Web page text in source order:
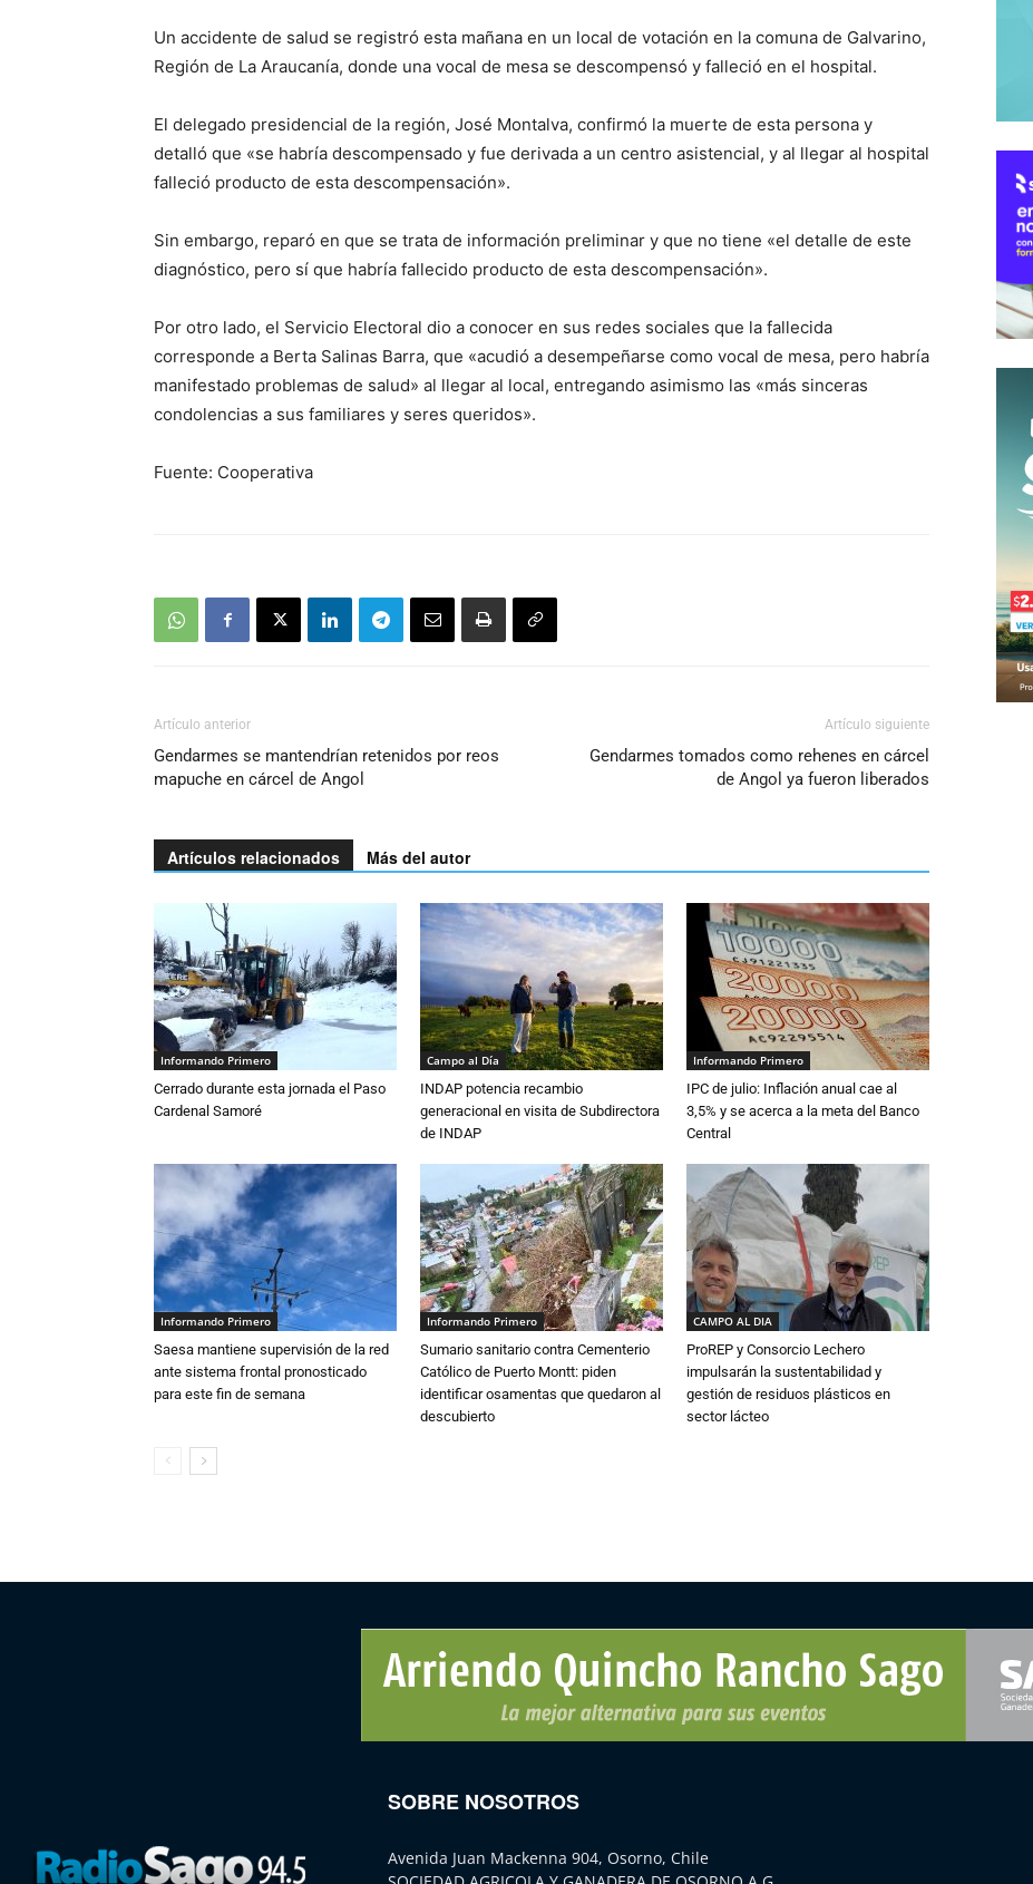
Un accidente de salud se registró esta mañana en un local de votación en la comuna de Galvarino,
Región de La Araucanía, donde una vocal de mesa se descompensó y falleció en el hospital.
El delegado presidencial de la región, José Montalva, confirmó la muerte de esta persona y
detalló que «se habría descompensado y fue derivada a un centro asistencial, y al llegar al hospital
falleció producto de esta descompensación».
Sin embargo, reparó en que se trata de información preliminar y que no tiene «el detalle de este
diagnóstico, pero sí que habría fallecido producto de esta descompensación».
Por otro lado, el Servicio Electoral dio a conocer en sus redes sociales que la fallecida
corresponde a Berta Salinas Barra, que «acudió a desempeñarse como vocal de mesa, pero habría
manifestado problemas de salud» al llegar al local, entregando asimismo las «más sinceras
condolencias a sus familiares y seres queridos».
Fuente: Cooperativa
Artículo anterior
Gendarmes se mantendrían retenidos por reos
mapuche en cárcel de Angol
Artículo siguiente
Gendarmes tomados como rehenes en cárcel
de Angol ya fueron liberados
Artículos relacionados Más del autor
Informando Primero
Cerrado durante esta jornada el Paso
Cardenal Samoré
Campo al Día
INDAP potencia recambio
generacional en visita de Subdirectora
de INDAP
Informando Primero
IPC de julio: Inflación anual cae al
3,5% y se acerca a la meta del Banco
Central
Informando Primero
Saesa mantiene supervisión de la red
ante sistema frontal pronosticado
para este fin de semana
Informando Primero
Sumario sanitario contra Cementerio
Católico de Puerto Montt: piden
identificar osamentas que quedaron al
descubierto
CAMPO AL DIA
ProREP y Consorcio Lechero
impulsarán la sustentabilidad y
gestión de residuos plásticos en
sector lácteo
SOBRE NOSOTROS
Avenida Juan Mackenna 904, Osorno, Chile